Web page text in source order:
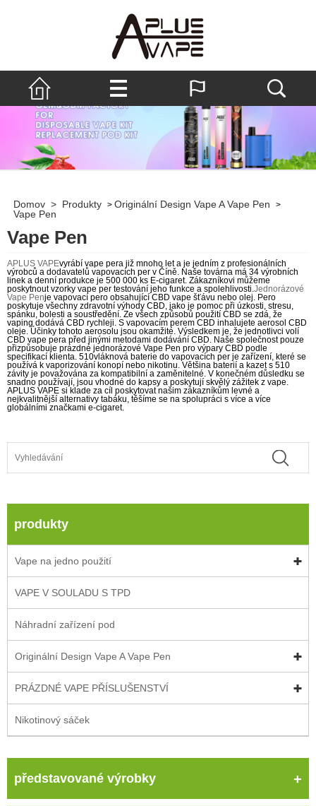
Domov > Produkty > Originální Design Vape A Vape Pen >
Vape Pen
Vape Pen
APLUS VAPEvyrábí vape pera již mnoho let a je jedním z profesionálních
výrobců a dodavatelů vapovacích per v Číně. Naše továrna má 34 výrobních
linek a denní produkce je 500 000 ks E-cigaret. Zákazníkovi můžeme
poskytnout vzorky vape per testování jeho funkce a spolehlivosti.Jednorázové
Vape Penje vapovací pero obsahující CBD vape šťávu nebo olej. Pero
poskytuje všechny zdravotní výhody CBD, jako je pomoc při úzkosti, stresu,
spánku, bolesti a soustředění. Ze všech způsobů použití CBD se zdá, že
vaping dodává CBD rychleji. S vapovacím perem CBD inhalujete aerosol CBD
oleje. Účinky tohoto aerosolu jsou okamžité. Výsledkem je, že jednotlivci volí
CBD vape pera před jinými metodami dodávání CBD. Naše společnost pouze
přizpůsobuje prázdné jednorázové Vape Pen pro výpary CBD podle
specifikací klienta. 510vláknová baterie do vapovacích per je zařízení, které se
používá k vaporizování konopí nebo nikotinu. Většina baterií a kazet s 510
závity je považována za kompatibilní a zaměnitelné. V konečném důsledku se
snadno používají, jsou vhodné do kapsy a poskytují skvělý zážitek z vape.
APLUS VAPE si klade za cíl poskytovat našim zákazníkům levné a
nejkvalitnější alternativy tabáku, těšíme se na spolupráci s více a více
globálními značkami e-cigaret.
produkty
Vape na jedno použití
VAPE V SOULADU S TPD
Náhradní zařízení pod
Originální Design Vape A Vape Pen
PRÁZDNÉ VAPE PŘÍSLUŠENSTVÍ
Nikotinový sáček
představované výrobky